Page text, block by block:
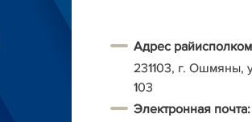
Адрес
231103, г. Ошмяны,
103
Электронная почта: